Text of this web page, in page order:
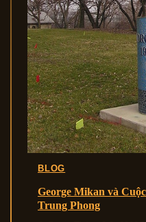
BLOG
George Mikan và
Trung Phong